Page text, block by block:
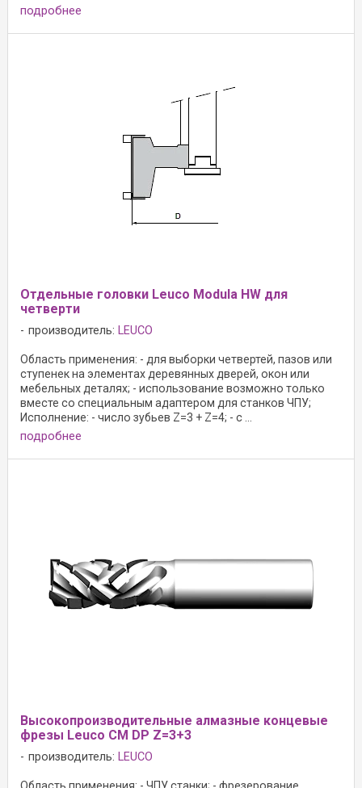
подробнее
Oтдельные головки Leuco Modula HW для
четверти
производитель: LEUCO
Область применения: - для выборки четвертей, пазов или
ступенек на элементах деревянных дверей, окон или
мебельных деталях; - использование возможно только
вместе со специальным адаптером для станков ЧПУ;
Исполнение: - число зубьев Z=3 + Z=4; - с ...
подробнее
Высокопроизводительные алмазные концевые
фрезы Leuco CM DP Z=3+3
производитель: LEUCO
Область применения: - ЧПУ станки; - фрезерование